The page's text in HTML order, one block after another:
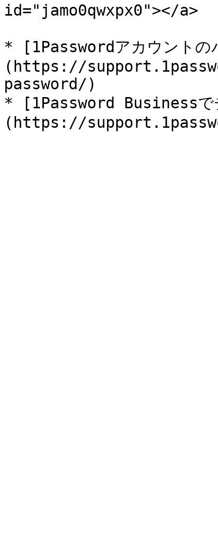
id="jamo0qwxpx0"></a>
* [1Passwordアカウントの
(https://
password/)
* [1Password Businessで